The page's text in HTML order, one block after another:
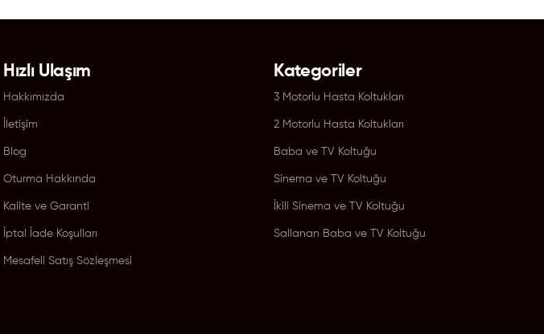
Hızlı Ulaşım
Hakkımızda
İletişim
Blog
Oturma Hakkında
Kalite ve Garanti
İptal İade Koşulları
Mesafeli Satış Sözleşmesi
Kategoriler
3 Motorlu Hasta Koltukları
2 Motorlu Hasta Koltukları
Baba ve TV Koltuğu
Sinema ve TV Koltuğu
İkili Sinema ve TV Koltuğu
Sallanan Baba ve TV Koltuğu